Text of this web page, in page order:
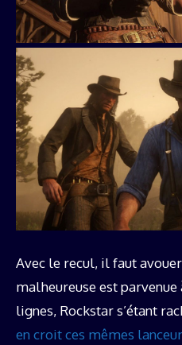
Avec le recul, il faut
malheureuse est
lignes, Rockstar s’étant
en croit ces mêmes